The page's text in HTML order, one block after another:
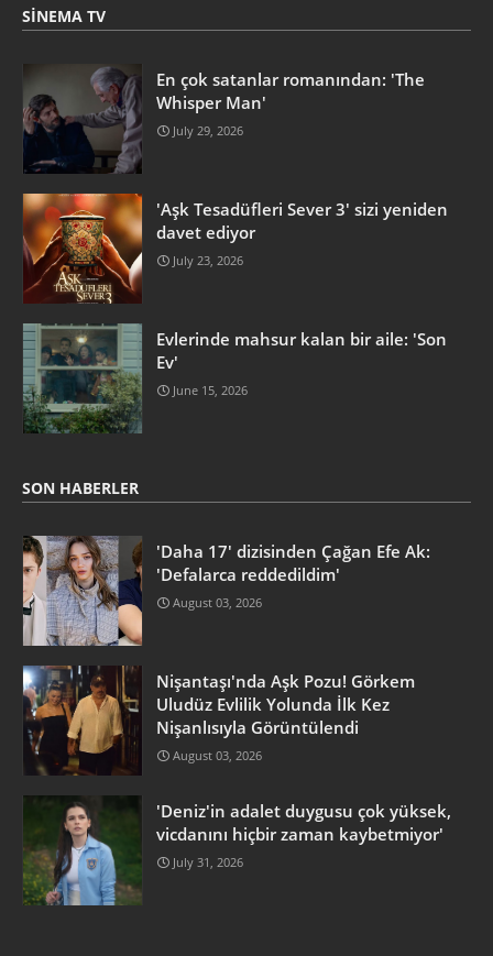
SINEMA TV
En çok satanlar romanından: 'The
Whisper Man'
July 29, 2026
'Aşk Tesadüfleri Sever 3' sizi yeniden
davet ediyor
July 23, 2026
Evlerinde mahsur kalan bir aile: 'Son
Ev'
June 15, 2026
SON HABERLER
'Daha 17' dizisinden Çağan Efe Ak:
'Defalarca reddedildim'
August 03, 2026
Nişantaşı'nda Aşk Pozu! Görkem
Uludüz Evlilik Yolunda İlk Kez
Nişanlısıyla Görüntülendi
August 03, 2026
'Deniz'in adalet duygusu çok yüksek,
vicdanını hiçbir zaman kaybetmiyor'
July 31, 2026